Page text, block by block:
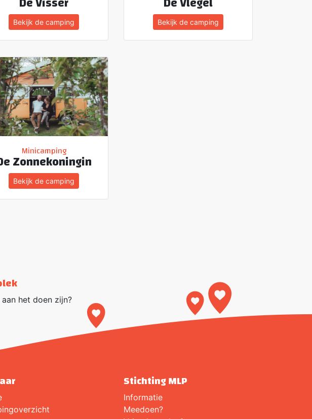
Bekijk de camping Bekijk de camping
Minicamping
Zonnekoningin
Bekijk de camping
het doen zijn?
Stichting MLP
Informatie
Meedoen?